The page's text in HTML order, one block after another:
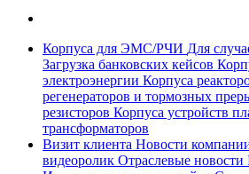
Корпуса для ЭМС/РЧИ Для
Загрузка банковских кейсов
электроэнергии Корпуса
регенераторов и тормозных
резисторов Корпуса устройств
трансформаторов
Визит клиента Новости
видеоролик Отраслевые новости